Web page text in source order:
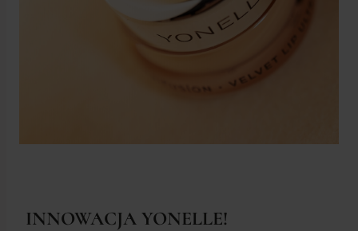
INNOWACJA YONELLE!